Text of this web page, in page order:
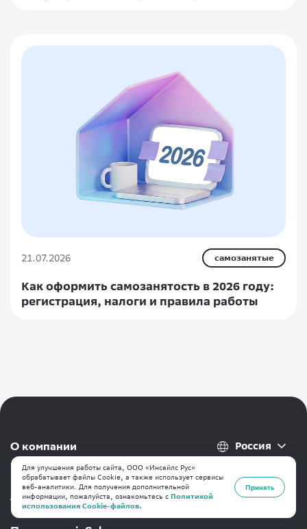
21.07.2026 самозанятые
Как оформить самозанятость в 2026 году:
регистрация, налоги и правила работы
О компании
Контакты
Тарифы
Россия
Для улучшения работы сайта, ООО «Инсейлс Рус»
обрабатывает файлы Cookie, а также использует сервисы
веб-аналитики. Для получения дополнительной
информации, пожалуйста, ознакомьтесь с Политикой
использования Cookie-файлов.
Принять